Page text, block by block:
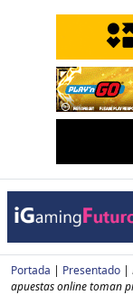
Portada | Presentado |
apuestas online toman